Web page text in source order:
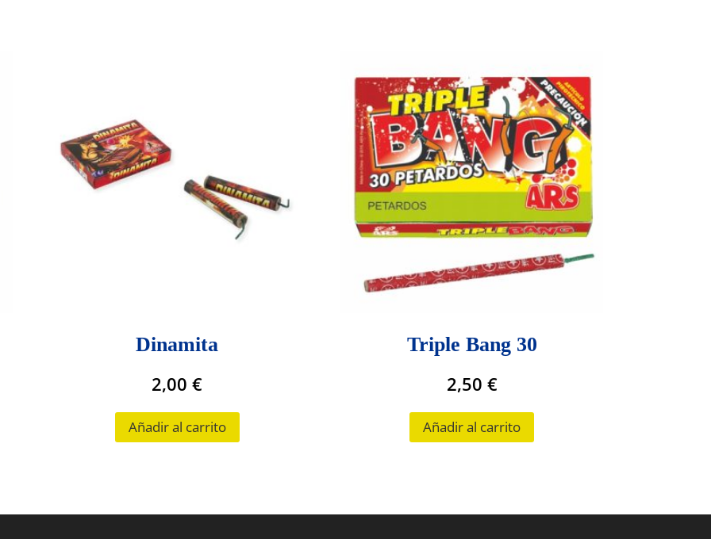
Dinamita
2,00€
Añadir al carrito
Triple Bang 30
2,50 €
Añadir al carrito